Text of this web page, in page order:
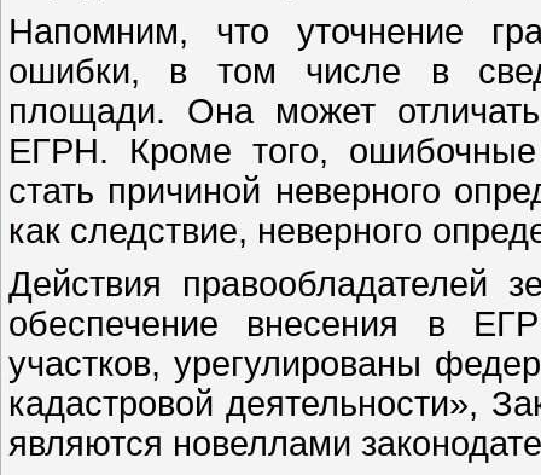
Напомним, что уточнение
ошибки, в том числе в
площади. Она может
ЕГРН. Кроме того,
стать причиной неверного
как следствие, неверного
Действия правообладателей
обеспечение внесения в
участков, урегулированы
кадастровой деятельности»,
являются новеллами